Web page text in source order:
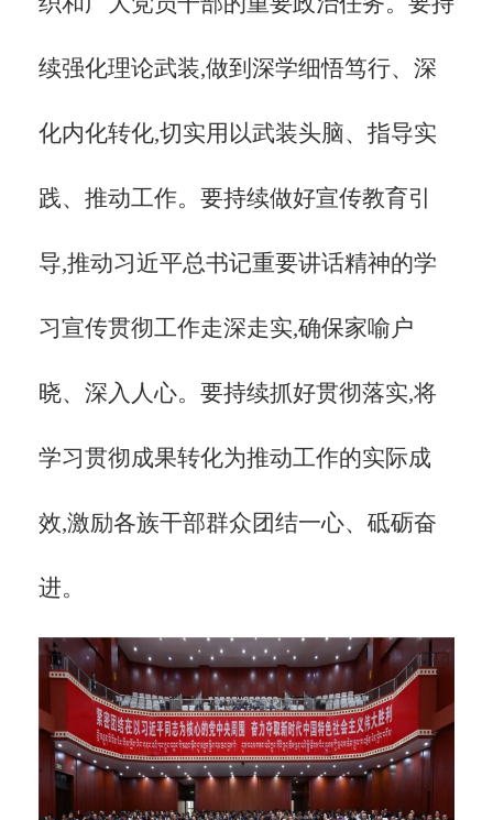
续强化理论武装,做到深学细悟笃行、深
化内化转化,切实用以武装头脑、指导实
践、推动工作。要持续做好宣传教育引
导,推动习近平总书记重要讲话精神的学
习宣传贯彻工作走深走实,确保家喻户
晓、深入人心。要持续抓好贯彻落实,将
学习贯彻成果转化为推动工作的实际成
效,激励各族干部群众团结一心、砥砺奋
进。